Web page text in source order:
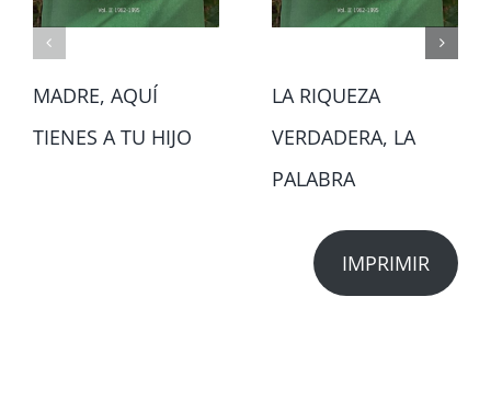
MADRE, AQUÍ
TIENES A TU HIJO
LA RIQUEZA
VERDADERA, LA
PALABRA
IMPRIMIR